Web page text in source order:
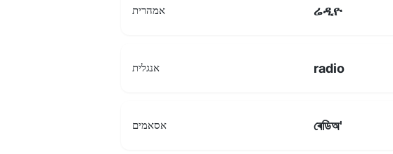
אמהרית ሬዲዮ
אנגלית radio
אסאמים ৰেডিঅ'